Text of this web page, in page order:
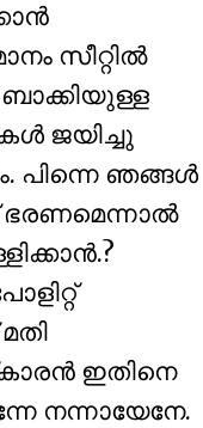
സീറ്റില്‍
ജയിച്ചു
പിന്നെ ഞങ്ങള്‍
ഇതിനെ
നന്നായേനേ.